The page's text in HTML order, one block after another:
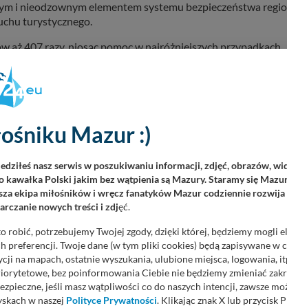
i nieodzownym elementem systemu bezpieczeństwa
turystycznego.
aż 407 razy, niosąc pomoc w najróżniejszych przypadkach
że najczęstsze przyczyny wezwań obejmowały omdlenia i
nadciśnienia tętniczego, a także ugryzienia i użądlenia przez
przepisów dotyczących systemu Państwowego
przez NFZ i Ministerstwo Zdrowia.
praktyce na Mazurach i Warmii zespoły najczęściej
medycznych na pokładzie znajduje
do prowadzenia jednostki.
prowadzenia resuscytacji krążeniowo-oddechowej,
a po udzieleniu niezbędnej pomocy na wodzie pacjent
kołowy ambulans przewozi go prosto do Izby Przyjęć
Mazur :)
nasz serwis w poszukiwaniu informacji, zdjęć, obrazów,
kawałka Polski jakim bez wątpienia są Mazury. Staramy się
ekipa miłośników i wręcz fanatyków Mazur codziennie rozwija
nowych treści i zdjęć.
robić, potrzebujemy Twojej zgody, dzięki której, będziemy mogli
preferencji. Twoje dane (w tym pliki cookies) będą zapisywane w
na mapach, ostatnie wyszukania, ulubione miejsca, logowania,
bez poinformowania Ciebie nie będziemy zmieniać
jeśli masz wątpliwości co do naszych intencji, zawsze
w naszej Polityce Prywatności. Klikając znak X lub przycisk